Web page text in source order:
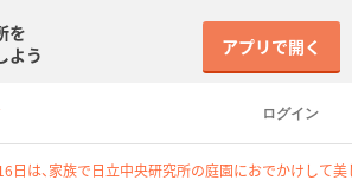
ログイン
を
よう
アプリで開く
日は、家族で日立中央研究所の庭園におでかけして